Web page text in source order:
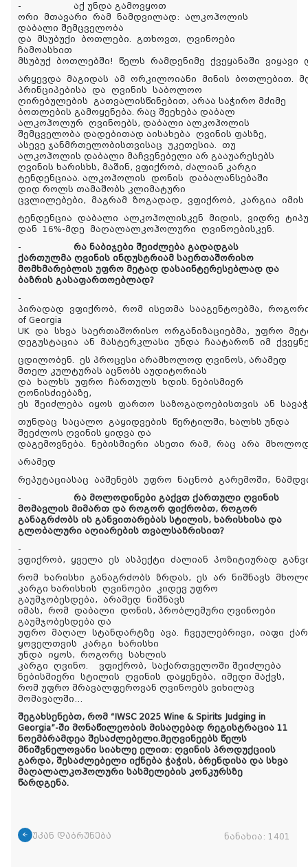
-
აქ უნდა გამოვყოთ
ორი მთავარი რამ ნამდვილად: ალკოჰოლის
დაბალი შემცველობა
და მსუბუქი ბოთლები. გთხოვთ, ღვინოები
ჩამოასხით
მსუბუქ ბოთლებში! წელს რამდენიმე ქვეყანაში
არყევდა მაგიდას ამ ორკილოიანი მინის ბოთლებით.
პრინციპებისა და ღვინის საბოლოო
ღირებულების გათვალისწინებით, არაა საჭირო მძიმე
ბოთლების გამოყენება. რაც შეეხება დაბალ
ალკოჰოლურ ღვინოებს, დაბალი ალკოჰოლის
შემცველობა დადებითად აისახება ღვინის ფასზე,
ასევე ჯანმრთელობისთვისაც უკეთესია. თუ
ალკოჰოლის დაბალი მაჩვენებელი არ გააუარესებს
ღვინის ხარისხს, მაშინ, ვფიქრობ, ძალიან კარგი
ტენდენციაა. ალკოჰოლის დონის დაბალანსებაში
დიდ როლს თამაშობს კლიმატური
ცვლილებები, მაგრამ ზოგადად, ვფიქრობ, კარგია
ტენდენცია დაბალი ალკოჰოლისკენ მიდის, ვიდრე
დან 16%-მდე მაღალალკოჰოლური ღვინოებისკენ.
-
რა ნაბიჯები შეიძლება გადადგას
ქართულმა ღვინის ინდუსტრიამ საერთაშორისო
მომხმარებლის უფრო მეტად დასაინტერესებლად და
ბაზრის გასაფართოებლად?
-
პირადად ვფიქრობ, რომ ისეთმა სააგენტოებმა,
of Georgia
UK და სხვა საერთაშორისო ორგანიზაციებმა, უფრო
დეგუსტაცია ან მასტერკლასი უნდა ჩაატარონ იმ
ცდილობენ. ეს პროცესი არამხოლოდ ღვინოს, არამედ
მთელ კულტურას აცნობს აუდიტორიას
და ხალხს უფრო ჩართულს ხდის. ნებისმიერ
ღონისძიებაზე,
ეს შეიძლება იყოს ფართო საზოგადოებისთვის ან
თუნდაც საცალო გაყიდვების წერტილში, ხალხს უნდა
შეეძლოს ღვინის ყიდვა და
დაგემოვნება. ნებისმიერი ასეთი რამ, რაც არა
არამედ
რეპუტაციასაც ააშენებს უფრო ნაცნობ გარემოში,
-
რა მოლოდინები გაქვთ ქართული ღვინის
მომავლის მიმართ და როგორ ფიქრობთ, როგორ
განაგრძობს ის განვითარებას სტილის, ხარისხისა და
გლობალური აღიარების თვალსაზრისით?
-
ვფიქრობ, ყველა ეს ასპექტი ძალიან პოზიტიურად
რომ ხარისხი განაგრძობს ზრდას, ეს არ ნიშნავს
კარგი ხარისხის ღვინოები კიდევ უფრო
გაუმჯობესდება, არამედ ნიშნავს
იმას, რომ დაბალი დონის, პრობლემური ღვინოები
გაუმჯობესდება და
უფრო მაღალ სტანდარტზე ავა. ჩვეულებრივი, იაფი
ყოველთვის კარგი ხარისხი
უნდა იყოს, როგორც სახლის
კარგი ღვინო. ვფიქრობ, საქართველოში შეიძლება
ნებისმიერი სტილის ღვინის დაყენება, იმედი მაქვს,
რომ უფრო მრავალფეროვან ღვინოებს ვიხილავ
მომავალში…
შეგახსენებთ, რომ “IWSC 2025 Wine & Spirits Judging in
Georgia”-ში მონაწილეობის მისაღებად რეგისტრაცია 11
ნოემბრამდეა შესაძლებელი.მეღვინეებს წელს
მნიშვნელოვანი სიახლე ელით: ღვინის პროდუქციის
გარდა, შესაძლებელი იქნება ჭაჭის, ბრენდისა და სხვა
მაღალალკოჰოლური სასმელების კონკურსზე
წარდგენა.
უკან დაბრუნება ნანახია: 1401